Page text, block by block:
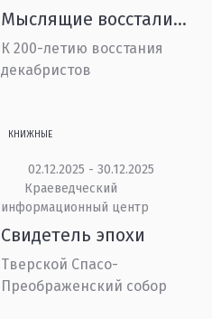
Мыслящие восстали…
К 200-летию восстания
декабристов
КНИЖНЫЕ
02.12.2025 - 30.12.2025
Краеведческий
информационный центр
Свидетель эпохи
Тверской Спасо-
Преображенский собор